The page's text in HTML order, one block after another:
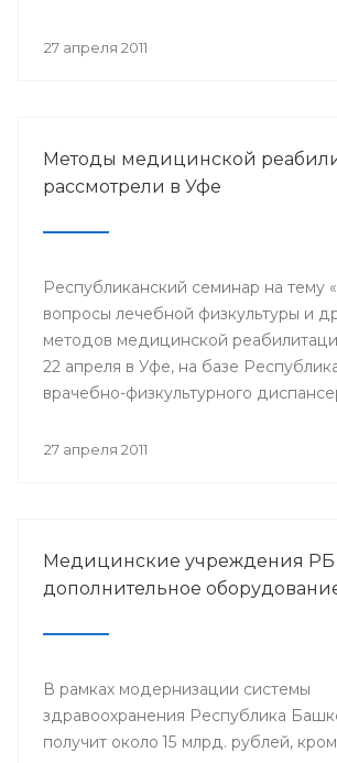
27 апреля 2011
Методы медицинской
рассмотрели в Уфе
Республиканский семинар на тему
вопросы лечебной физкультуры и
методов медицинской
22 апреля в Уфе, на базе
врачебно-физкультурного
27 апреля 2011
Медицинские учреждения РБ
дополнительное
В рамках модернизации системы
здравоохранения Республика
получит около 15 млрд. рублей,